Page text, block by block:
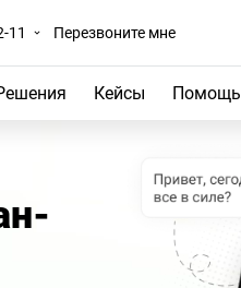
11 Перезвоните мне
Кейсы Помощь